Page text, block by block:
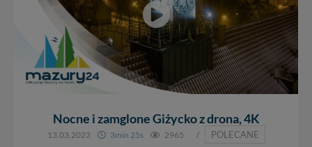
Nocne i zamglone Giżycko z drona, 4K
13.03.2023 3min 25s 2965 /
POLECANE